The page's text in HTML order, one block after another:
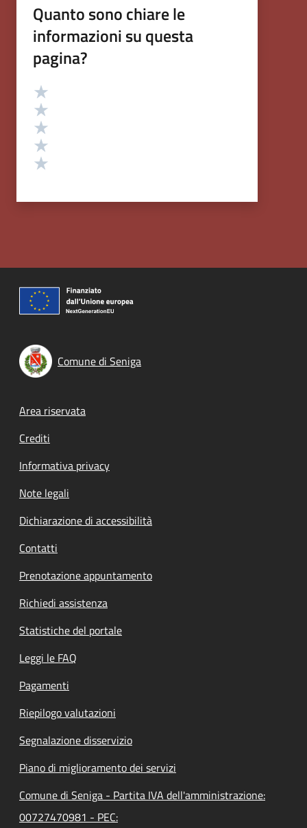
Quanto sono chiare le
informazioni su questa
pagina?
Valutazione
Comune di Seniga
Footer menu
Area riservata
Crediti
Informativa privacy
Note legali
Dichiarazione di accessibilità
Contatti
Prenotazione appuntamento
Richiedi assistenza
Statistiche del portale
Leggi le FAQ
Pagamenti
Riepilogo valutazioni
Segnalazione disservizio
Piano di miglioramento dei servizi
Comune di Seniga - Partita IVA dell'amministrazione:
00727470981 - PEC: